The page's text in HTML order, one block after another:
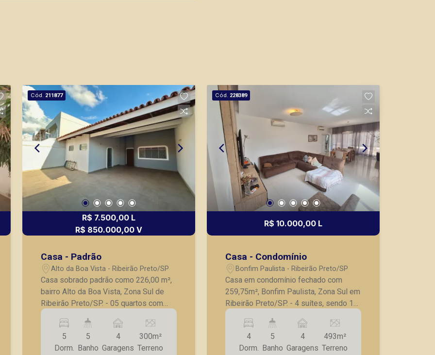
Cód. 211877
R$ 7.500,00 L
R$ 850.000,00 V
Casa - Padrão
Alto da Boa Vista - Ribeirão Preto/SP
Casa sobrado padrão como 226,00 m²,
bairro Alto da Boa Vista, Zona Sul de
Ribeirão Preto/SP. - 05 quartos com
armários embutidos, sendo 1 suíte; - 02
banheiros sociais; - Lavabo; - Sala para
03 ambientes; - Cozinha com armários;
- Espaço gourmet ao lado da cozinha; -
5
Dorm.
5
Banho
4
Garagens
300m²
Terreno
Cód. 228389
R$ 10.000,00 L
Casa - Condomínio
Bonfim Paulista - Ribeirão Preto/SP
Casa em condomínio fechado com
259,75m², Bonfim Paulista, Zona Sul em
Ribeirão Preto/SP. - 4 suítes, sendo 1
master; - Lavabo; - Sala para 2
ambientes; - Cozinha planejada; -
Lavanderia; - Despensa; - Varanda
gourmet com churrasqueira; - Deck para
4
Dorm.
5
Banho
4
Garagens
493m²
Terreno